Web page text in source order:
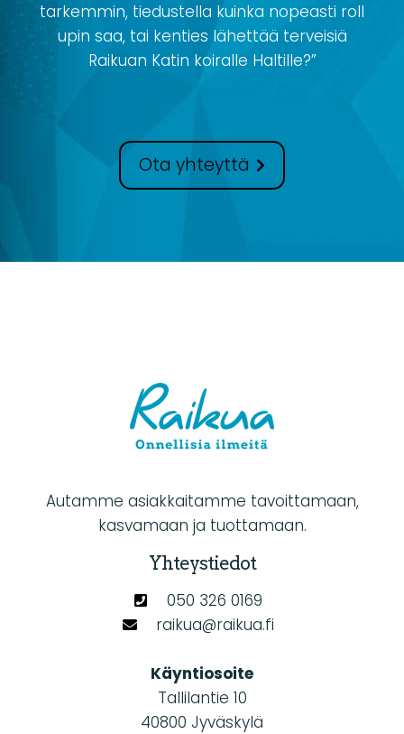
tarkemmin, tiedustella kuinka nopeasti roll
upin saa, tai kenties lähettää terveisiä
Raikuan Katin koiralle Haltille?”
Ota yhteyttä
Autamme asiakkaitamme tavoittamaan,
kasvamaan ja tuottamaan.
Yhteystiedot
050 326 0169
raikua@raikua.fi
Käyntiosoite
Tallilantie 10
40800 Jyväskylä